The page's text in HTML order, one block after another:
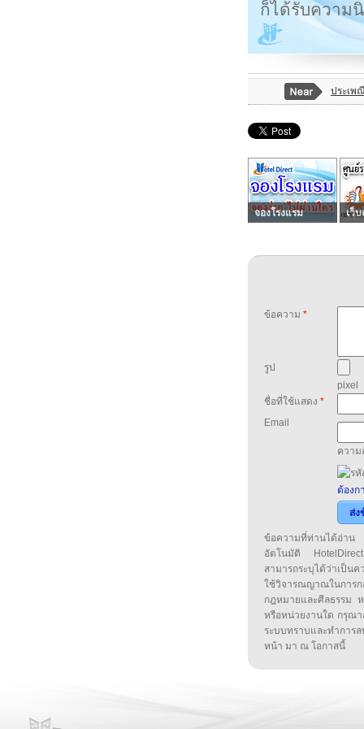
ก็ได้รับความ
ประเพ
จองโรงแรม เว็บ
ข้อความ *
รูป
pixel
ชื่อที่ใช้แสดง *
Email
ความ
ต้องก
ส่ง
ข้อความที่ท่านได้อ่าน
อัตโนมัติ
สามารถระบุได้ว่าเป็น
ใช้วิจารณญาณในกา
กฎหมายและศีลธรรม
หรือหน่วยงานใด กรุณา
ระบบทราบและทำกา
หน้า มา ณ โอกาสนี้